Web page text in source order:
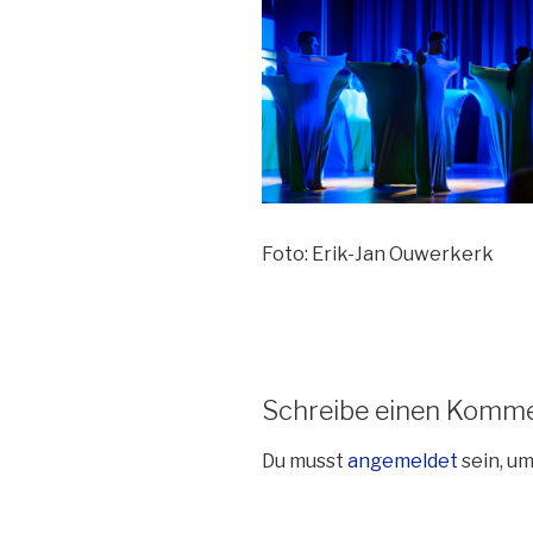
Foto: Erik-Jan Ouwerkerk
Schreibe einen
Du musst angemeldet sein,